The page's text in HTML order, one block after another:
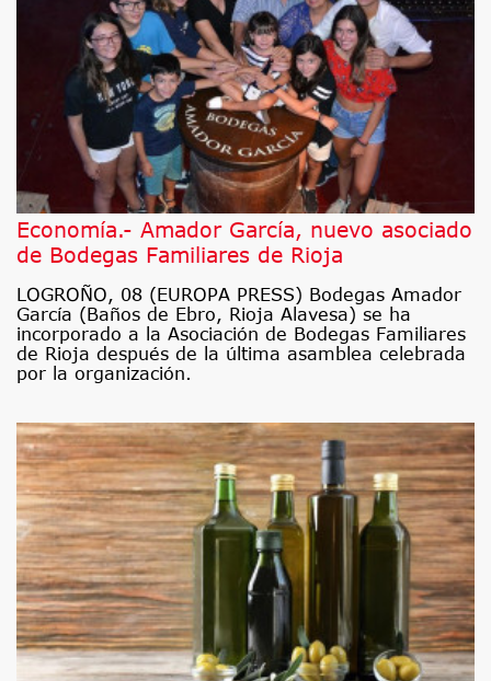
Economía.- Amador García, nuevo asociado
de Bodegas Familiares de Rioja
LOGROÑO, 08 (EUROPA PRESS) Bodegas Amador
García (Baños de Ebro, Rioja Alavesa) se ha
incorporado a la Asociación de Bodegas Familiares
de Rioja después de la última asamblea celebrada
por la organización.